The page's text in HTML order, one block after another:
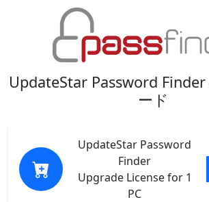
UpdateStar Password
ード
UpdateStar Password
Finder
Upgrade License for 1
PC